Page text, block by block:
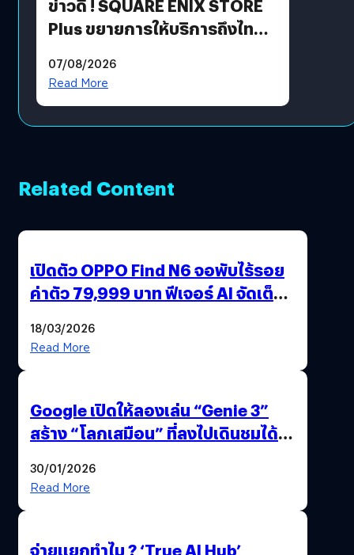
ข่าวดี ! SQUARE ENIX STORE
Plus ขยายการให้บริการถึงไทย
โดยตรง
07/08/2026
Read More
Related Content
เปิดตัว OPPO Find N6 จอพับไร้รอย
ค่าตัว 79,999 บาท ฟีเจอร์ AI จัดเต็ม
18/03/2026
Read More
Google เปิดให้ลองเล่น “Genie 3”
สร้าง “โลกเสมือน” ที่ลงไปเดินชมได้
30/01/2026
Read More
จ่ายแยกทำไม ? ‘True AI Hub’